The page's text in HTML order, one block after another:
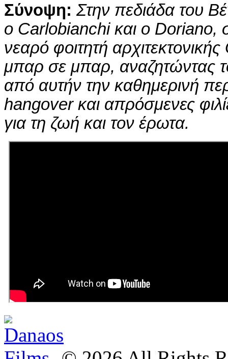
Σύνοψη: Στην πεδιάδα του
ο Carlobianchi και ο Doriano,
νεαρό φοιτητή
μπαρ σε μπαρ, αναζητώντας
από αυτήν την καθημερινή
hangover και απρόσμενες
για τη ζωή και τον έρωτα.